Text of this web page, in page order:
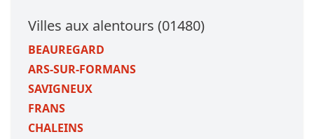
Villes aux alentours (01480)
BEAUREGARD
ARS-SUR-FORMANS
SAVIGNEUX
FRANS
CHALEINS